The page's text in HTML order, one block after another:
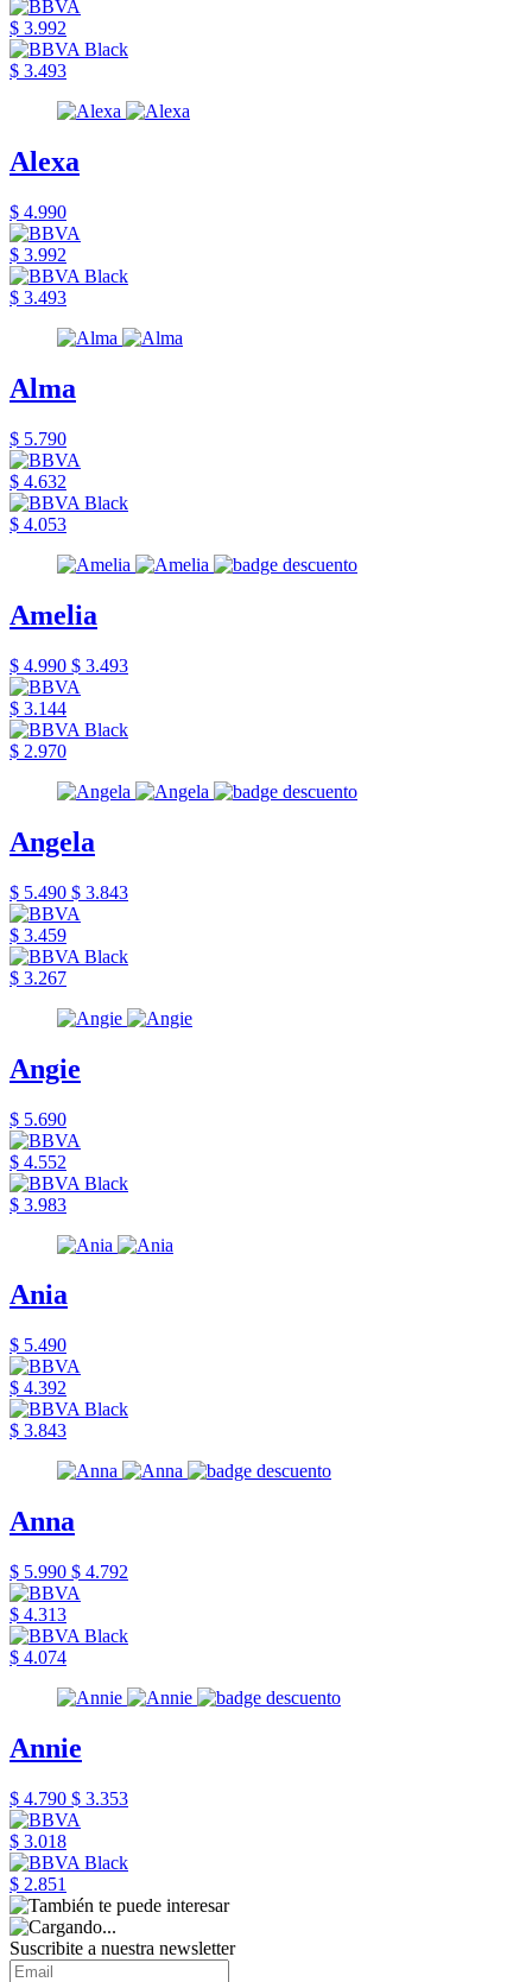
$ 3.992
$ 3.493
Alexa
$ 4.990
$ 3.992
$ 3.493
Alma
$ 5.790
$ 4.632
$ 4.053
Amelia
$ 4.990 $ 3.493
$ 3.144
$ 2.970
Angela
$ 5.490 $ 3.843
$ 3.459
$ 3.267
Angie
$ 5.690
$ 4.552
$ 3.983
Ania
$ 5.490
$ 4.392
$ 3.843
Anna
$ 5.990 $ 4.792
$ 4.313
$ 4.074
Annie
$ 4.790 $ 3.353
$ 3.018
$ 2.851
Suscribite a nuestra newsletter